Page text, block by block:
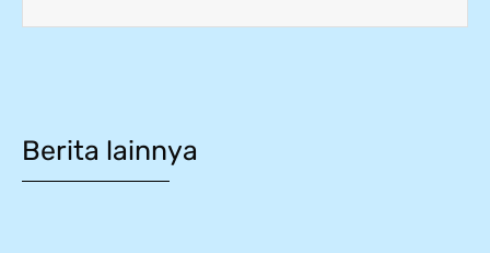
Berita lainnya